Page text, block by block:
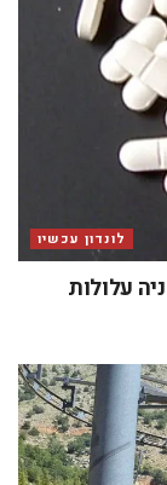
לונדון עכשיו
עלולות